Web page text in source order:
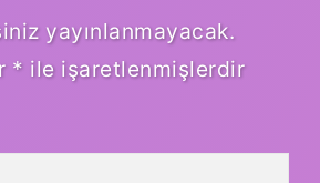
yayınlanmayacak.
* ile işaretlenmişlerdir